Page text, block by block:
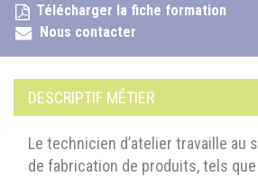
Télécharger la fiche formation
Nous contacter
DESCRIPTIF MÉTIER
Le technicien d’atelier travaille au
de fabrication de produits, tels